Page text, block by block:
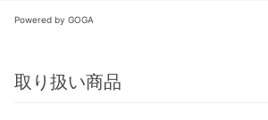
Powered by GOGA
取り扱い商品